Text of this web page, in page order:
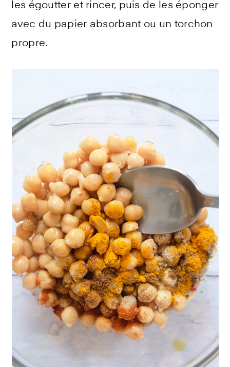
les égoutter et rincer, puis de les éponger
avec du papier absorbant ou un torchon
propre.